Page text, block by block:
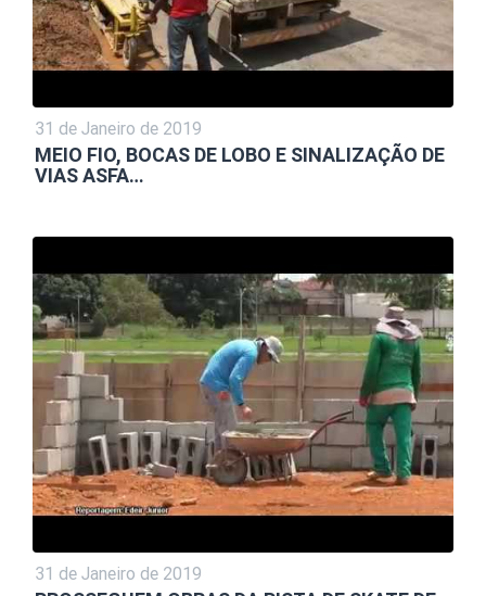
31 de Janeiro de 2019
MEIO FIO, BOCAS DE LOBO E SINALIZAÇÃO DE
VIAS ASFA…
31 de Janeiro de 2019